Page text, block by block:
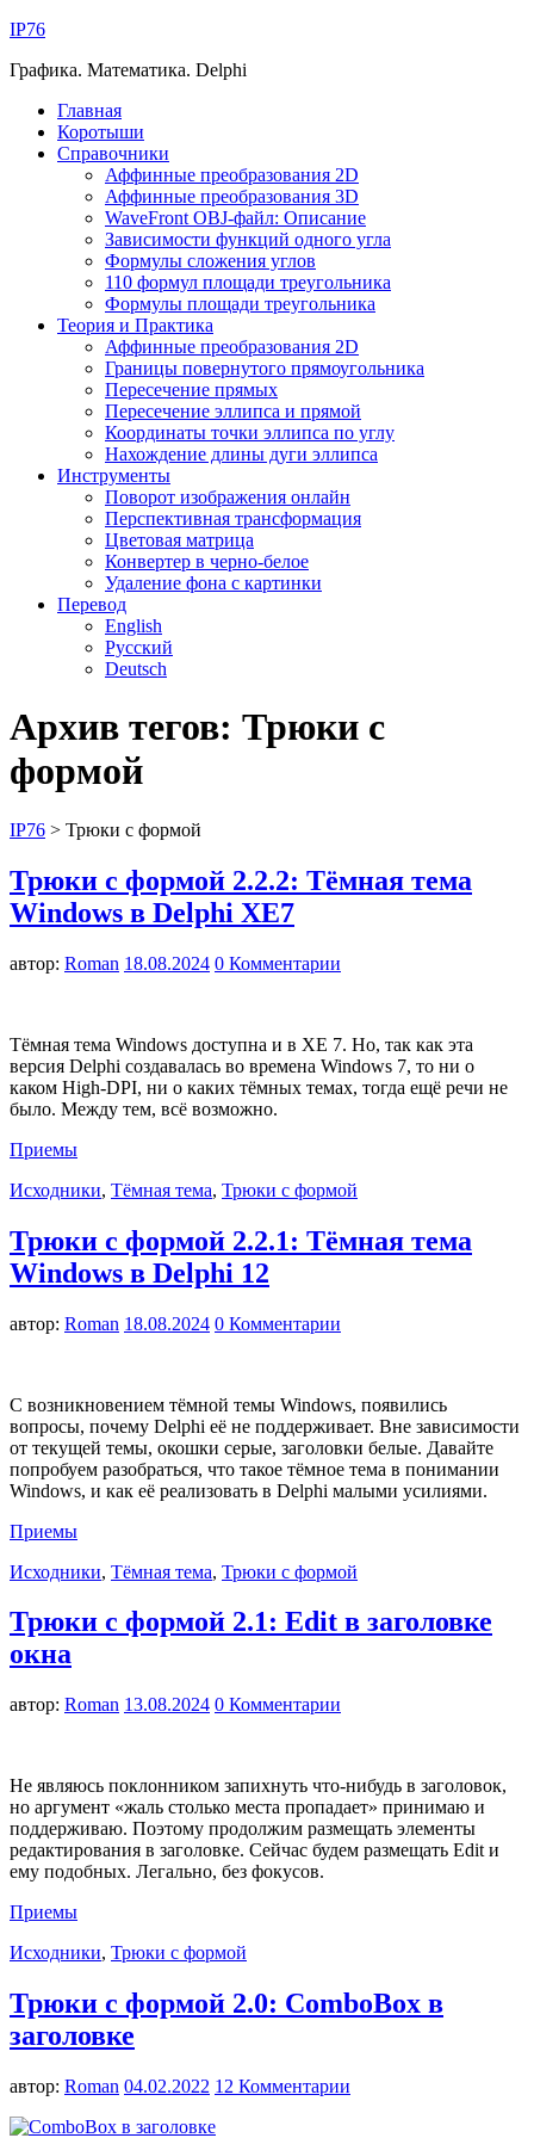
IP76
Графика. Математика. Delphi
Главная
Коротыши
Справочники
Аффинные преобразования 2D
Аффинные преобразования 3D
WaveFront OBJ-файл: Описание
Зависимости функций одного угла
Формулы сложения углов
110 формул площади треугольника
Формулы площади треугольника
Теория и Практика
Аффинные преобразования 2D
Границы повернутого прямоугольника
Пересечение прямых
Пересечение эллипса и прямой
Координаты точки эллипса по углу
Нахождение длины дуги эллипса
Инструменты
Поворот изображения онлайн
Перспективная трансформация
Цветовая матрица
Конвертер в черно-белое
Удаление фона с картинки
Перевод
English
Русский
Deutsch
Архив тегов: Трюки с
формой
IP76 > Трюки с формой
Трюки с формой 2.2.2: Тёмная тема
Windows в Delphi XE7
автор: Roman 18.08.2024 0 Комментарии
Тёмная тема Windows доступна и в XE 7. Но, так как эта
версия Delphi создавалась во времена Windows 7, то ни о
каком High-DPI, ни о каких тёмных темах, тогда ещё речи не
было. Между тем, всё возможно.
Приемы
Исходники, Тёмная тема, Трюки с формой
Трюки с формой 2.2.1: Тёмная тема
Windows в Delphi 12
автор: Roman 18.08.2024 0 Комментарии
С возникновением тёмной темы Windows, появились
вопросы, почему Delphi её не поддерживает. Вне зависимости
от текущей темы, окошки серые, заголовки белые. Давайте
попробуем разобраться, что такое тёмное тема в понимании
Windows, и как её реализовать в Delphi малыми усилиями.
Приемы
Исходники, Тёмная тема, Трюки с формой
Трюки с формой 2.1: Edit в заголовке
окна
автор: Roman 13.08.2024 0 Комментарии
Не являюсь поклонником запихнуть что-нибудь в заголовок,
но аргумент «жаль столько места пропадает» принимаю и
поддерживаю. Поэтому продолжим размещать элементы
редактирования в заголовке. Сейчас будем размещать Edit и
ему подобных. Легально, без фокусов.
Приемы
Исходники, Трюки с формой
Трюки с формой 2.0: ComboBox в
заголовке
автор: Roman 04.02.2022 12 Комментарии